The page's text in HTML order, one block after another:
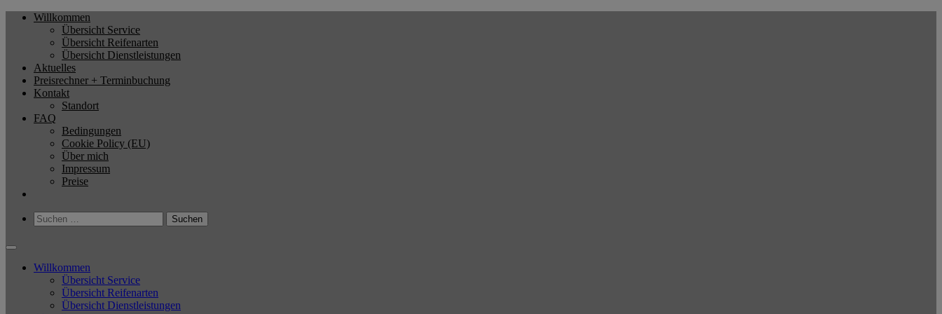
Zum
Reifenservice Sven Kempe
Bester Service zum kleinen Preis
Willkommen
Übersicht Service
Übersicht Reifenarten
Übersicht Dienstleistungen
Aktuelles
Preisrechner + Terminbuchung
Kontakt
Standort
FAQ
Bedingungen
Cookie Policy (EU)
Über mich
Impressum
Preise
Suchen
nach:
Willkommen
Übersicht Service
Übersicht Reifenarten
Übersicht Dienstleistungen